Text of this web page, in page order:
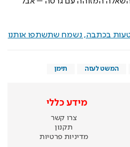
בכתבה, נשמח שתשתפו אותנו
המשט לעזה תימן
מידע כללי
צרו קשר
תקנון
מדיניות פרטיות